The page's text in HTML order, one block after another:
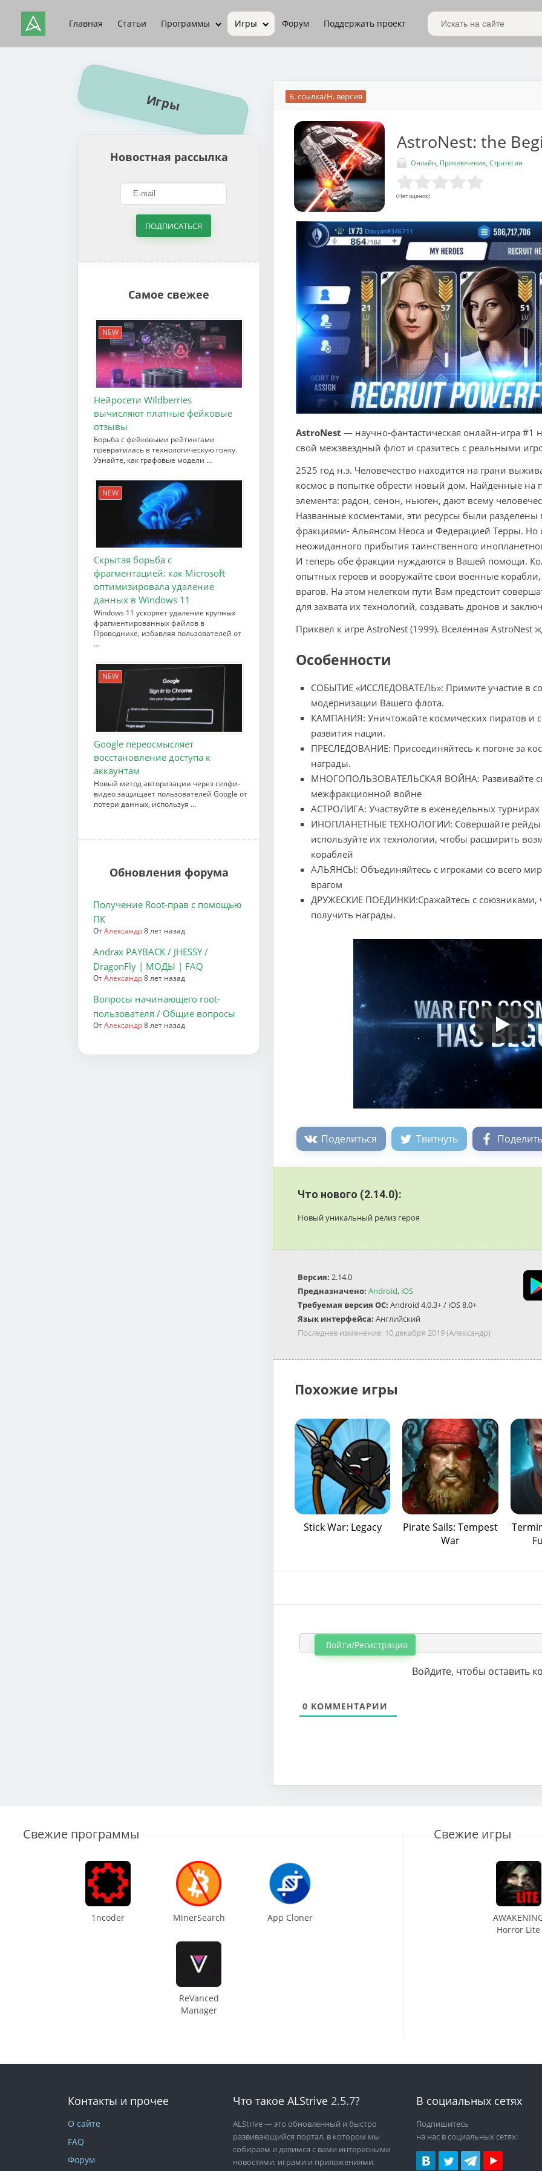
Главная Статьи Программы Игры Форум Поддержать проект Поиск по сайту
Игры Б. ссылка/Н. версия
AstroNest: the
Онлайн Приключения Стратегии
(Нет оценок)
AstroNest — научно-фантастическая онлайн-игра #1
свой межзвездный флот и сразитесь с реальными
2525 год н.э. Человечество находится на грани
космос в попытке обрести новый дом. Найденные на
элемента: радон, сенон, ньюген, дают всему
Названные косментами, эти ресурсы были
фракциями- Альянсом Неоса и Федерацией Терры. Но
неожиданного прибытия таинственного
И теперь обе фракции нуждаются в Вашей помощи.
опытных героев и вооружайте свои военные
врагов. На этом нелегком пути Вам предстоит
для захвата их технологий, создавать дронов и
Приквел к игре AstroNest (1999). Вселенная AstroNest
Особенности
СОБЫТИЕ «ИССЛЕДОВАТЕЛЬ»: Примите участие в
модернизации Вашего флота.
КАМПАНИЯ: Уничтожайте космических пиратов и
развития нации.
ПРЕСЛЕДОВАНИЕ: Присоединяйтесь к погоне за
награды.
МНОГОПОЛЬЗОВАТЕЛЬСКАЯ ВОЙНА: Развивайте
межфракционной войне
АСТРОЛИГА: Участвуйте в еженедельных
ИНОПЛАНЕТНЫЕ ТЕХНОЛОГИИ: Совершайте рейды
используйте их технологии, чтобы расширить
кораблей
АЛЬЯНСЫ: Объединяйтесь с игроками со всего
врагом
ДРУЖЕСКИЕ ПОЕДИНКИ:Сражайтесь с союзниками,
получить награды.
Поделиться Твитнуть
Что нового (2.14.0):
Новый уникальный релиз героя
Версия: 2.14.0
Предназначено: Android, iOS
Требуемая версия ОС: Android 4.0.3+ / iOS 8.0+
Язык интерфейса: Английский
Последнее изменение: 10 декабря 2019(Александр)
Похожие игры
Stick War: Legacy
Pirate Sails: Tempest
War
Войти/Регистрация
Войдите, чтобы оставить
0 КОММЕНТАРИИ
Новостная рассылка
ПОДПИСАТЬСЯ
Самое свежее
NEW
Нейросети Wildberries
вычисляют платные фейковые
отзывы
Борьба с фейковыми рейтингами
превратилась в технологическую гонку.
Узнайте, как графовые модели …
NEW
Скрытая борьба с
фрагментацией: как Microsoft
оптимизировала удаление
данных в Windows 11
Windows 11 ускоряет удаление крупных
фрагментированных файлов в
Проводнике, избавляя пользователей от
…
NEW
Google переосмысляет
восстановление доступа к
аккаунтам
Новый метод авторизации через селфи-
видео защищает пользователей Google от
потери данных, используя …
Обновления форума
Получение Root-прав с помощью
ПК
ОтАлександр8 лет назад
Andrax PAYBACK / JHESSY /
DragonFly | МОДЫ | FAQ
ОтАлександр8 лет назад
Вопросы начинающего root-
пользователя / Общие вопросы
ОтАлександр8 лет назад
Свежие программы
1ncoder MinerSearch App Cloner
ReVanced
Manager
Свежие игры
Horror Lite
Контакты и прочее
О сайте
FAQ
Форум
Что такое ALStrive 2.5.7?
ALStrive— это обновленный и быстро
развивающийся портал, в котором мы
собираем и делимся с вами интересными
новостями, играми и приложениями.
В социальных сетях
Подпишитесь
на нас в социальных сетях: